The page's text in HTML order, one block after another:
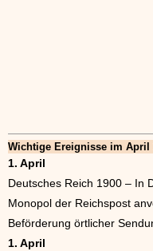
Wichtige Ereignisse im April
1. April
Deutsches Reich 1900 – In
Monopol der Reichspost
Beförderung örtlicher
1. April